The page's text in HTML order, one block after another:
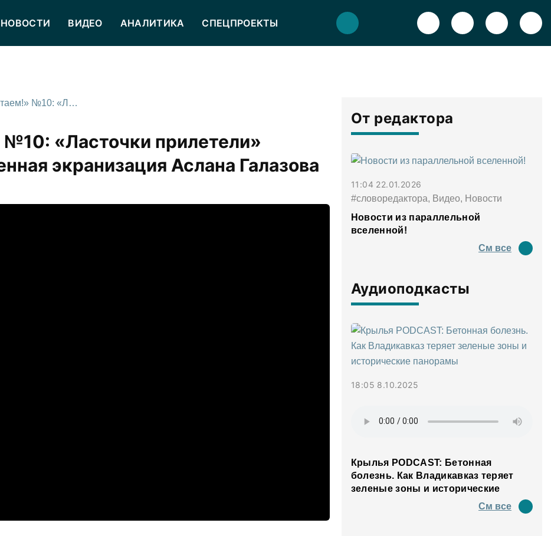
НОВОСТИ ВИДЕО АНАЛИТИКА СПЕЦПРОЕКТЫ
«Камера, мотор, читаем!» №10: «Ласточки прилетели» Ирлана Хугаева & одноименная экранизация Аслана Галазова
«Ласточки прилетели»
экранизация Аслана Галазова
От редактора
11:04 22.01.2026
#словоредактора, Видео, Новости
Новости из параллельной
вселенной!
См все
Аудиоподкасты
18:05 8.10.2025
Крылья PODCAST: Бетонная
болезнь. Как Владикавказ теряет
зеленые зоны и исторические
См все